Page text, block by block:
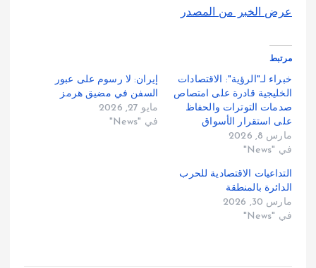
عرض الخبر من المصدر
مرتبط
خبراء لـ"الرؤية": الاقتصادات
الخليجية قادرة على امتصاص
صدمات التوترات والحفاظ
على استقرار الأسواق
مارس 8, 2026
في "News"
إيران: لا رسوم على عبور
السفن في مضيق هرمز
مايو 27, 2026
في "News"
التداعيات الاقتصادية للحرب
الدائرة بالمنطقة
مارس 30, 2026
في "News"